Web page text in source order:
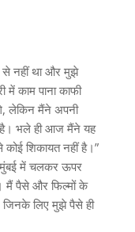
से नहीं था और मुझे
में काम पाना काफी
, लेकिन मैंने अपनी
है। भले ही आज मैंने यह
शिकायत नहीं है।”
में चलकर ऊपर
मैं पैसे और फिल्मों के
जिनके लिए मुझे पैसे ही